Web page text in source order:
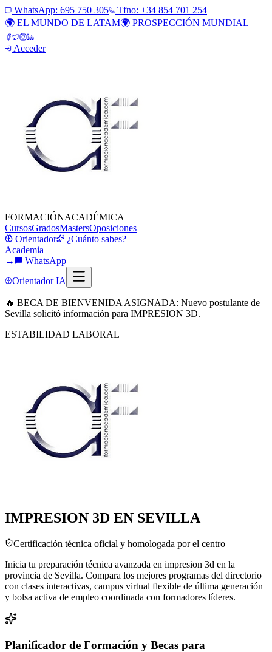
WhatsApp: 695 750 305
Tfno: +34 854 701 254
🌍 EL MUNDO DE LATAM🌍 PROSPECCIÓN MUNDIAL
Acceder
FORMACIÓNACADÉMICA
CursosGradosMastersOposiciones
Orientador
¿Cuánto sabes?
Academia
→
WhatsApp
Orientador IA
🔥 BECA DE BIENVENIDA ASIGNADA: Nuevo postulante de
Sevilla solicitó información para IMPRESION 3D.
ESTABILIDAD LABORAL
IMPRESION 3D EN SEVILLA
Certificación técnica oficial y homologada por el centro
Inicia tu preparación técnica avanzada en impresion 3d en la
provincia de Sevilla. Compara los mejores programas del directorio
con clases interactivas, campus virtual flexible de última generación
y bolsa activa de empleo coordinada con formadores líderes.
Planificador de Formación y Becas para